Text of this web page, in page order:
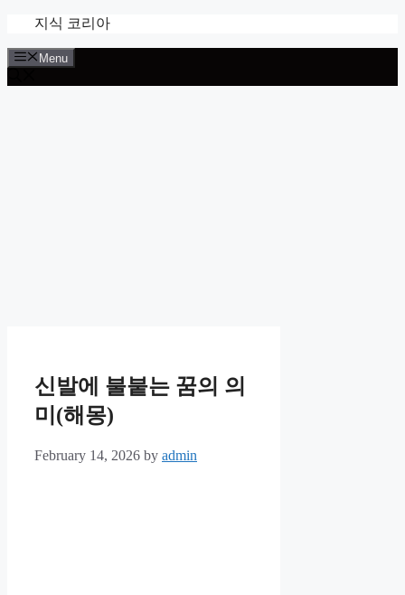
content
지식 코리아
Menu
신발에 불붙는 꿈의 의
미(해몽)
February 14, 2026 by admin